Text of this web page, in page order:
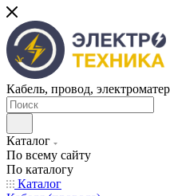
Кабель, провод,
Каталог
По всему сайту
По каталогу
Каталог